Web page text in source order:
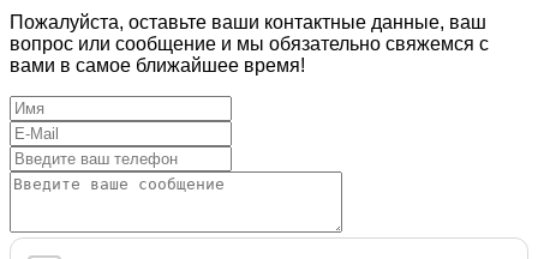
Пожалуйста, оставьте ваши контактные данные, ваш
вопрос или сообщение и мы обязательно свяжемся с
вами в самое ближайшее время!